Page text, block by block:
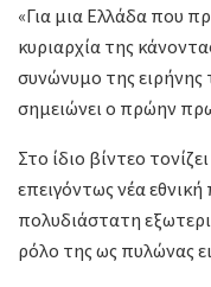
«Για μια Ελλάδα που
κυριαρχία της
συνώνυμο της ειρήνης
σημειώνει ο πρώην
Στο ίδιο βίντεο
επειγόντως νέα εθνική
πολυδιάστατη
ρόλο της ως πυλώνας